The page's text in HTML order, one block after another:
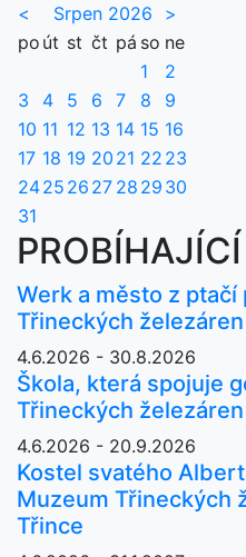
< Srpen 2026
>
po út st čt pá so ne
1
2
3
4 5 6 7 8
9
10 11 12 13 14 15 16
17 18 19 20 21 22 23
2425 26 27 28 29 30
31
Werk a město z
Třineckých železáren
4.6.2026 - 30.8.2026
Škola, která spojuje
Třineckých
4.6.2026 - 20.9.2026
Kostel svatého
Muzeum Třineckých
Třince